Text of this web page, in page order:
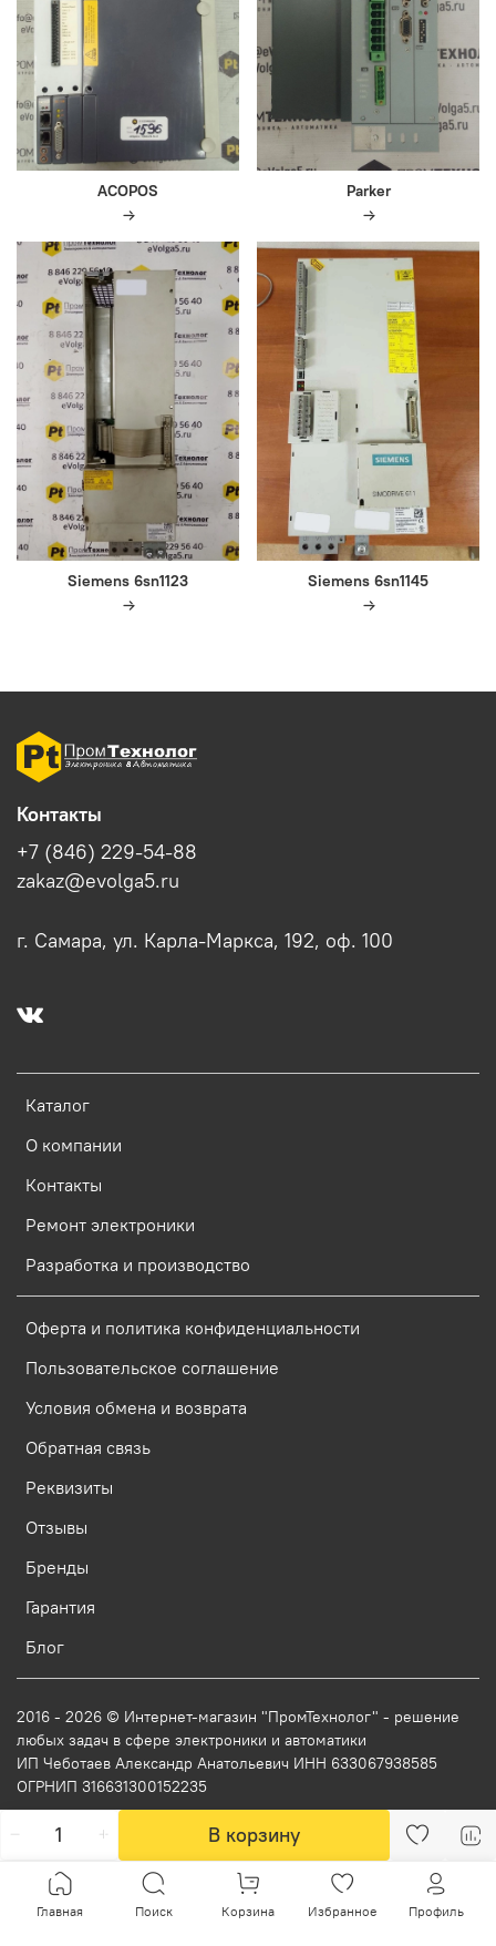
В корзину
ACOPOS Parker
Siemens 6sn1123 Siemens 6sn1145
Каталог
О компании
Контакты
Ремонт электроники
Разработка и производство
Оферта и политика конфиденциальности
Пользовательское соглашение
Условия обмена и возврата
Обратная связь
Реквизиты
Отзывы
Бренды
Гарантия
Блог
Контакты
+7 (846) 229-54-88
zakaz@evolga5.ru
г. Самара, ул. Карла-Маркса, 192, оф. 100
2016 - 2026 © Интернет-магазин "ПромТехнолог" - решение
любых задач в сфере электроники и автоматики
ИП Чеботаев Александр Анатольевич ИНН 633067938585
ОГРНИП 316631300152235
Главная Поиск Корзина Избранное Профиль